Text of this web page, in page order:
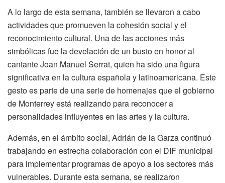
A lo largo de esta semana, también se llevaron a cabo
actividades que promueven la cohesión social y el
reconocimiento cultural. Una de las acciones más
simbólicas fue la develación de un busto en honor al
cantante Joan Manuel Serrat, quien ha sido una figura
significativa en la cultura española y latinoamericana. Este
gesto es parte de una serie de homenajes que el gobierno
de Monterrey está realizando para reconocer a
personalidades influyentes en las artes y la cultura.
Además, en el ámbito social, Adrián de la Garza continuó
trabajando en estrecha colaboración con el DIF municipal
para implementar programas de apoyo a los sectores más
vulnerables. Durante esta semana, se realizaron